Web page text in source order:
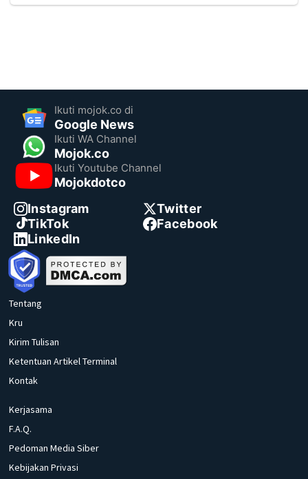
Ikuti mojok.co di
Google News
Ikuti WA Channel
Mojok.co
Ikuti Youtube Channel
Mojokdotco
Instagram
Twitter
TikTok
Facebook
LinkedIn
Tentang
Kru
Kirim Tulisan
Ketentuan Artikel Terminal
Kontak
Kerjasama
F.A.Q.
Pedoman Media Siber
Kebijakan Privasi